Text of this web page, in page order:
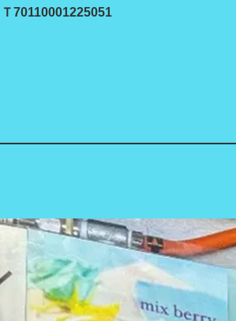
Ｔ70110001225051